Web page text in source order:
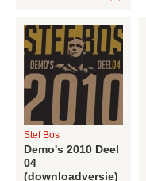
Stef Bos
Demo's 2010 Deel
04
(downloadversie)